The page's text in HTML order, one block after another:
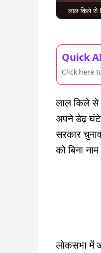
लाल किले से
Quick
Click here
लाल किले से
अपने डेढ़ घंटे
सरकार
को बिना
लोकसभा में